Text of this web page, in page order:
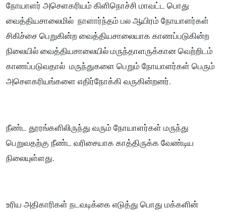
நோயாளர் அசெளகரியம் கிளிநொச்சி மாவட்ட பொது
வைத்தியசாலைமில் நாளார்ந்தம் பல ஆயிரம் நோயாளர்கள்
சிகிச்சை பெறுகின்ற வைத்தியசாலையாக காணப்படுகின்ற
நிலையில் வைத்தியசாலையில் மருந்தாளருக்கான வெற்றிடம்
காணப்படுவதால் மருந்துகளை பெறும் நோயாளர்கள் பெரும்
அசெளகரியங்களை எதிர்நோக்கி வருகின்றனர்.
நீண்ட தூரங்களிலிருந்து வரும் நோயாளர்கள் மருந்து
பெறுவதற்கு நீண்ட வரிசையாக காத்திருக்க வேண்டிய
நிலையுள்ளது.
உரிய அதிகாரிகள் நடவடிக்கை எடுத்து பொது மக்களின்